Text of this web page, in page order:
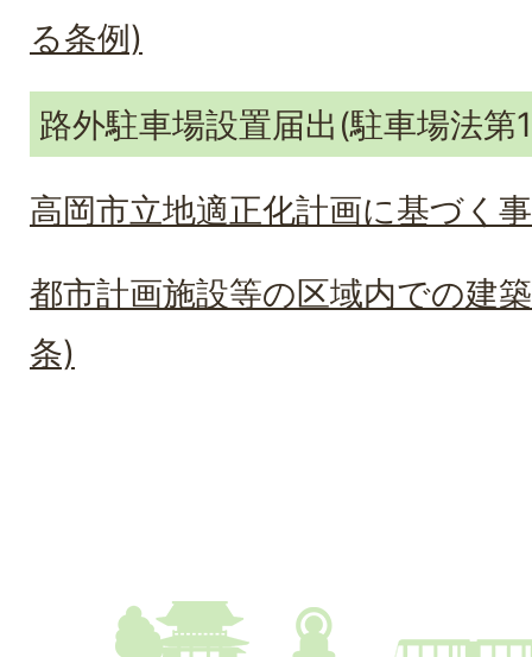
る条例)
路外駐車場設置届出(駐車場法第
高岡市立地適正化計画に基づく
都市計画施設等の区域内での建
条)